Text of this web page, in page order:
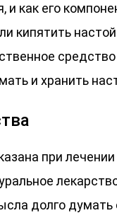
и как его
кипятить
средство
и хранить
при лечении
долго думать